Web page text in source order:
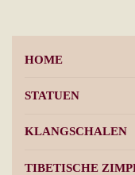
HOME
STATUEN
KLANGSCHALEN
TIBETISCHE